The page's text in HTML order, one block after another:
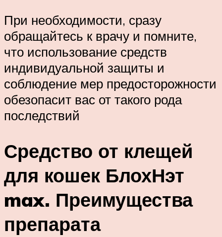
При необходимости, сразу
обращайтесь к врачу и помните,
что использование средств
индивидуальной защиты и
соблюдение мер предосторожности
обезопасит вас от такого рода
последствий
Средство от клещей
для кошек БлохНэт
max. Преимущества
препарата